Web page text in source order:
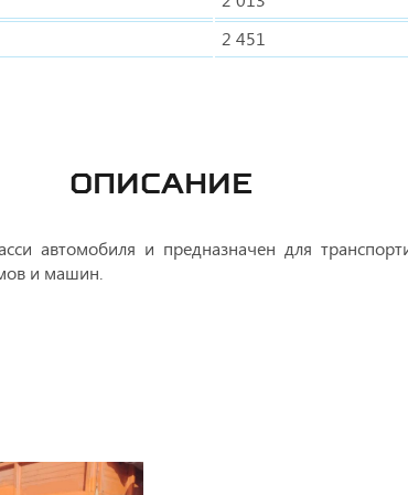
2 451
ОПИСАНИЕ
автомобиля и предназначен для
и машин.